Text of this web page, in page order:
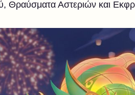
Αστεριών και